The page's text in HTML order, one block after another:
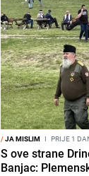
/JA MISLIM I PRIJE 1
S ove strane
Banjac: